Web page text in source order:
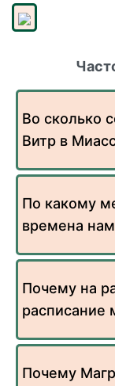
Во сколько
Витр в
По какому
времена
Почему на
расписание
Почему